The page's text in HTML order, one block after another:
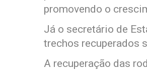
promovendo o
Já o secretário de
trechos recuperados
A recuperação das